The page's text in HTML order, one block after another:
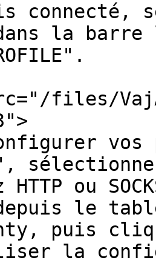
connecté,
la
vos
ou
le
puis
la